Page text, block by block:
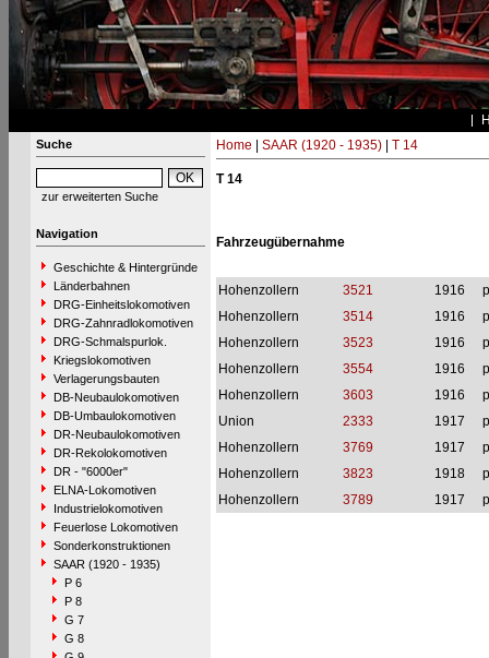
Suche
zur erweiterten Suche
Navigation
Geschichte & Hintergründe
Länderbahnen
DRG-Einheitslokomotiven
DRG-Zahnradlokomotiven
DRG-Schmalspurlok.
Kriegslokomotiven
Verlagerungsbauten
DB-Neubaulokomotiven
DB-Umbaulokomotiven
DR-Neubaulokomotiven
DR-Rekolokomotiven
DR - "6000er"
ELNA-Lokomotiven
Industrielokomotiven
Feuerlose Lokomotiven
Sonderkonstruktionen
SAAR (1920 - 1935)
P 6
P 8
G 7
G 8
Home SAAR (1920 - 1935)| T 14
T 14
Fahrzeugübernahme
Hohenzollern 3521 1916
Hohenzollern
3514 1916
Hohenzollern
3523 1916
Hohenzollern
3554 1916
Hohenzollern
3603 1916
Union
2333 1917
Hohenzollern
3769 1917
Hohenzollern
3823 1918
Hohenzollern
3789 1917